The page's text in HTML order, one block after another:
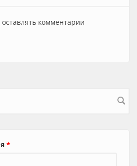
комментарии
*